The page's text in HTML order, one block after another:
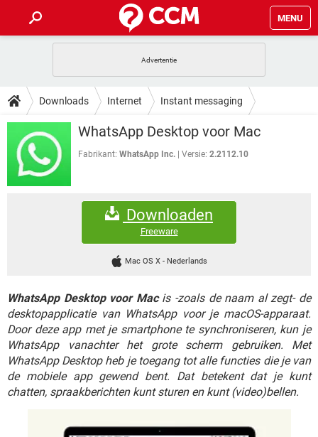
MENU
INSTAGRAM WINDOWS 10
NETFLIX CORONAVIRUS
GRATIS SNAPCHAT
TIKTOK
HOW-TO
VIDEOBELLEN
INSTAGRAM WINDOWS 10
NETFLIX
VIDEOBELLEN GAMES
INSTAGRAM
CORONAVIRUS
SNAPCHAT
FORUM
WINDOWS 10
CORONAVIRUS
SNAPCHAT
GAMES
GRATIS SNAPCHAT
TIKTOK
Downloads Internet Instant messaging
WhatsApp Desktop voor Mac
Fabrikant: WhatsApp Inc. Versie: 2.2112.10
Downloaden
Freeware
Mac OS X - Nederlands
WhatsApp Desktop voor Macis -zoals de naam al zegt- de
desktopapplicatie van WhatsApp voor je macOS-apparaat.
Door deze app met je smartphone te synchroniseren, kun je
WhatsApp vanachter het grote scherm gebruiken. Met
WhatsApp Desktop heb je toegang tot alle functies die je van
de mobiele app gewend bent. Dat betekent dat je kunt
chatten, spraakberichten kunt sturen en kunt (video)bellen.